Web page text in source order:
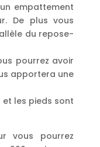
empattement
De plus vous
du repose-
pourrez avoir
apportera une
les pieds sont
vous pourrez